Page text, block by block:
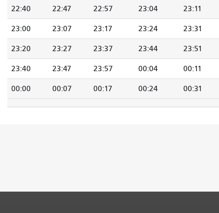
22:40 22:47 22:57 23:04 23:11
23:00 23:07 23:17 23:24 23:31
23:20 23:27 23:37 23:44 23:51
23:40 23:47 23:57 00:04 00:11
00:00 00:07 00:17 00:24 00:31